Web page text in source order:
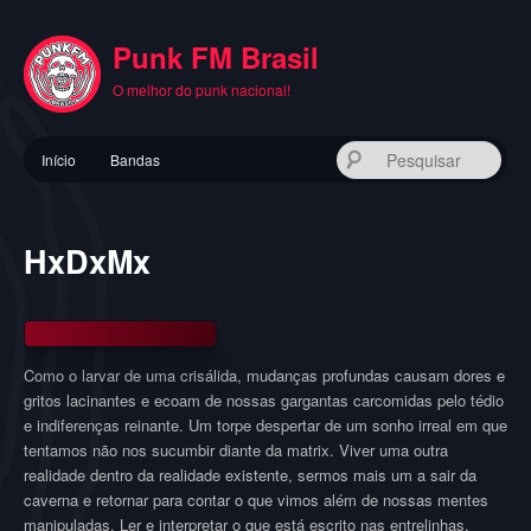
conteúdo
principal
Punk FM Brasil
O melhor do punk nacional!
principal
Início Bandas
HxDxMx
Como o larvar de uma crisálida, mudanças profundas causam dores e
gritos lacinantes e ecoam de nossas gargantas carcomidas pelo tédio
e indiferenças reinante. Um torpe despertar de um sonho irreal em que
tentamos não nos sucumbir diante da matrix. Viver uma outra
realidade dentro da realidade existente, sermos mais um a sair da
caverna e retornar para contar o que vimos além de nossas mentes
manipuladas. Ler e interpretar o que está escrito nas entrelinhas.